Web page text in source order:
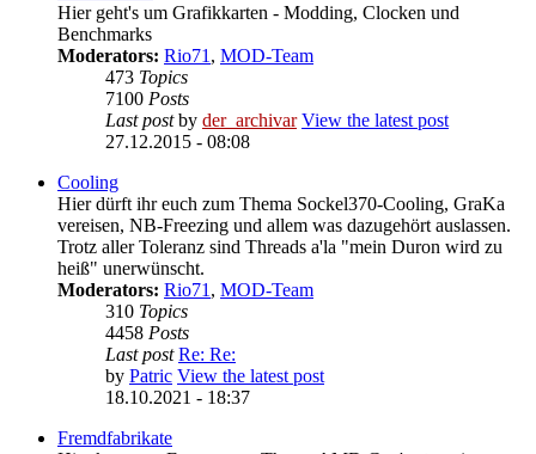
Hier geht's um Grafikkarten - Modding, Clocken und
Benchmarks
Moderators: Rio71, MOD-Team
473 Topics
7100 Posts
Last postby der_archivar View the latest post
27.12.2015 - 08:08
Cooling
Hier dürft ihr euch zum Thema Sockel370-Cooling, GraKa
vereisen, NB-Freezing und allem was dazugehört auslassen.
Trotz aller Toleranz sind Threads a'la "mein Duron wird zu
heiß" unerwünscht.
Moderators: Rio71, MOD-Team
310 Topics
4458 Posts
Last post Re: Re:
by Patric View the latest post
18.10.2021 - 18:37
Fremdfabrikate